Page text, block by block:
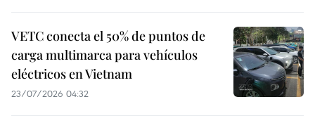
VETC conecta el 50% de puntos de
carga multimarca para vehículos
eléctricos en Vietnam
23/07/2026 04:32